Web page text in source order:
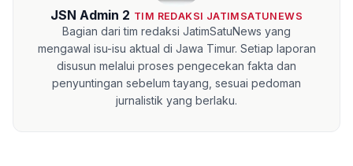
JSN Admin 2 TIM REDAKSI JATIMSATUNEWS
Bagian dari tim redaksi JatimSatuNews yang
mengawal isu-isu aktual di Jawa Timur. Setiap laporan
disusun melalui proses pengecekan fakta dan
penyuntingan sebelum tayang, sesuai pedoman
jurnalistik yang berlaku.